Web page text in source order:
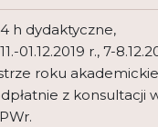
h dydaktyczne,
01.12.2019 r., 7-
roku
z